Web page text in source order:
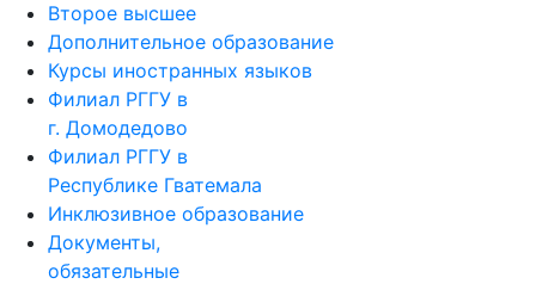
Второе высшее
Дополнительное образование
Курсы иностранных языков
Филиал РГГУ в
г. Домодедово
Филиал РГГУ в
Республике Гватемала
Инклюзивное образование
Документы,
обязательные